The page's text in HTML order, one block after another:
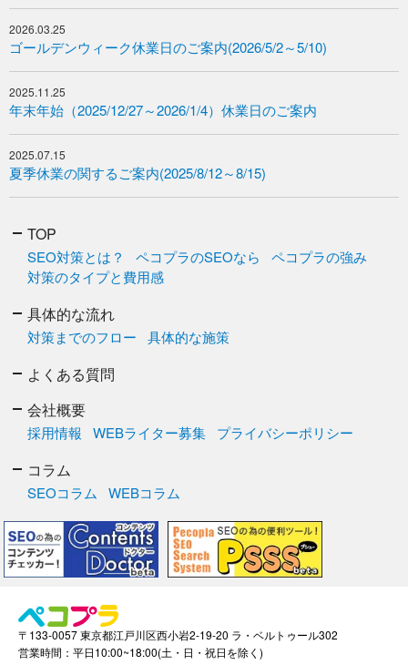
2026.03.25
ゴールデンウィーク休業日のご案内(2026/5/2～5/10)
2025.11.25
年末年始（2025/12/27～2026/1/4）休業日のご案内
2025.07.15
夏季休業の関するご案内(2025/8/12～8/15)
TOP
SEO対策とは？ ペコプラのSEOなら
ペコプラの強み
対策のタイプと費用感
具体的な流れ
対策までのフロー 具体的な施策
よくある質問
会社概要
採用情報 WEBライター募集 プライバシーポリシー
コラム
SEOコラム WEBコラム
〒133-0057 東京都江戸川区西小岩2-19-20 ラ・ベルトゥール302
営業時間：平日10:00~18:00(土・日・祝日を除く)